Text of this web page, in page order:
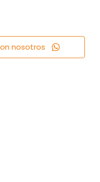
nosotros